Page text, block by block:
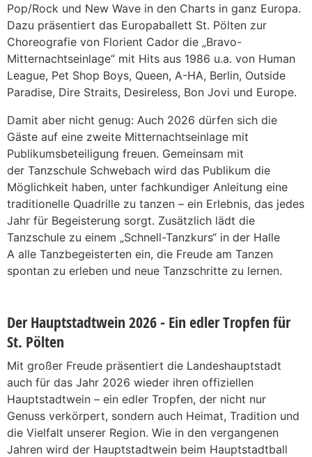
Pop/Rock und New Wave in den Charts in ganz Europa.
Dazu präsentiert das Europaballett St. Pölten zur
Choreografie von Florient Cador die „Bravo-
Mitternachtseinlage“ mit Hits aus 1986 u.a. von Human
League, Pet Shop Boys, Queen, A-HA, Berlin, Outside
Paradise, Dire Straits, Desireless, Bon Jovi und Europe.
Damit aber nicht genug: Auch 2026 dürfen sich die
Gäste auf eine zweite Mitternachtseinlage mit
Publikumsbeteiligung freuen. Gemeinsam mit
der Tanzschule Schwebach wird das Publikum die
Möglichkeit haben, unter fachkundiger Anleitung eine
traditionelle Quadrille zu tanzen – ein Erlebnis, das jedes
Jahr für Begeisterung sorgt. Zusätzlich lädt die
Tanzschule zu einem „Schnell-Tanzkurs“ in der Halle
A alle Tanzbegeisterten ein, die Freude am Tanzen
spontan zu erleben und neue Tanzschritte zu lernen.
Der Hauptstadtwein 2026 - Ein edler Tropfen für
St. Pölten
Mit großer Freude präsentiert die Landeshauptstadt
auch für das Jahr 2026 wieder ihren offiziellen
Hauptstadtwein – ein edler Tropfen, der nicht nur
Genuss verkörpert, sondern auch Heimat, Tradition und
die Vielfalt unserer Region. Wie in den vergangenen
Jahren wird der Hauptstadtwein beim Hauptstadtball